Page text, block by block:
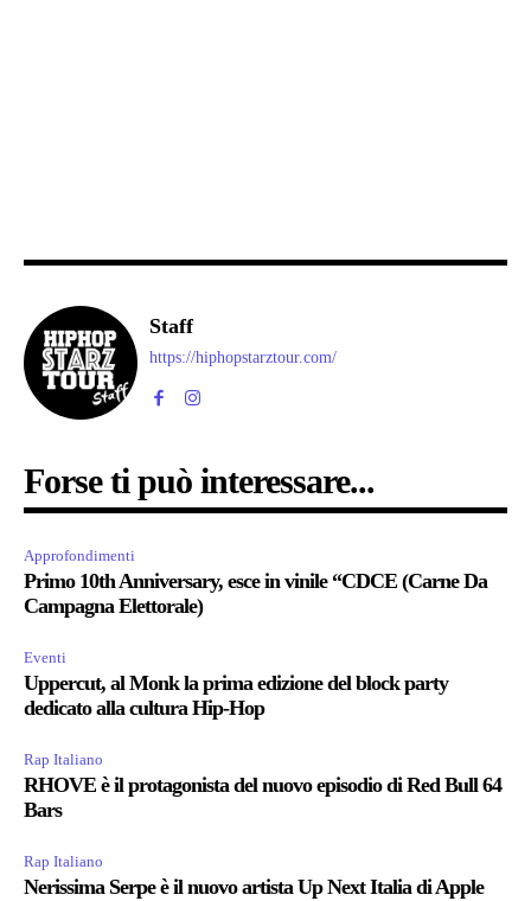
Staff
https://hiphopstarztour.com/
Forse ti può interessare...
Approfondimenti
Primo 10th Anniversary, esce in vinile “CDCE (Carne Da
Campagna Elettorale)
Eventi
Uppercut, al Monk la prima edizione del block party
dedicato alla cultura Hip-Hop
Rap Italiano
RHOVE è il protagonista del nuovo episodio di Red Bull 64
Bars
Rap Italiano
Nerissima Serpe è il nuovo artista Up Next Italia di Apple